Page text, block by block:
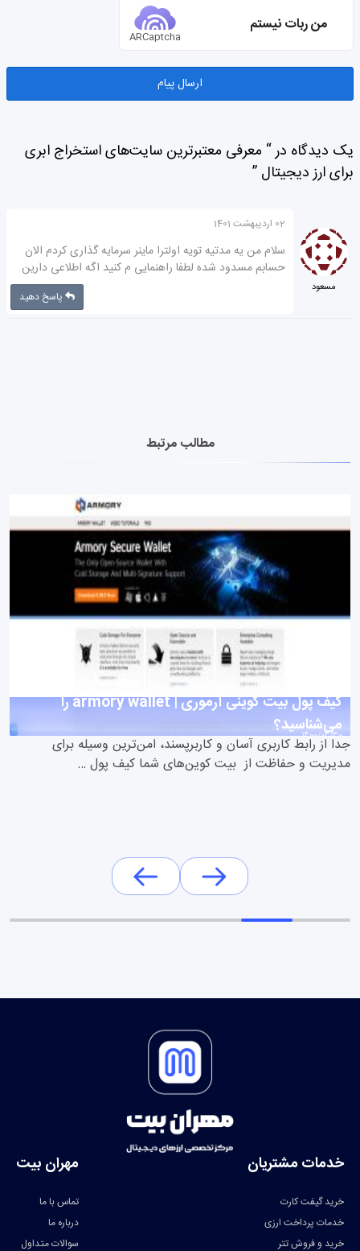
من ربات نیستم
ARCaptcha
یک دیدگاه در “ معرفی معتبرترین سایت‌های استخراج ابری
برای ارز دیجیتال ”
مسعود
02 اردیبهشت 1401
سلام من یه مدتیه تویه اولترا ماینر سرمایه گذاری کردم الان
حسابم مسدود شده لطفا راهنمایی م کنید اگه اطلاعی دارین
پاسخ دهید
مطالب مرتبط
کیف پول بیت کوینی آرموری | armory wallet را
می‌شناسید؟
1400/04/30
جدا از رابط کاربری آسان و کاربر‌پسند، امن‌ترین وسیله برای
مدیریت و حفاظت از بیت کوین‌های شما کیف پول …
خدمات مشتریان
خرید گیفت کارت
خدمات پرداخت ارزی
خرید و فروش تتر
مهران بیت
تماس با ما
درباره ما
سوالات متداول